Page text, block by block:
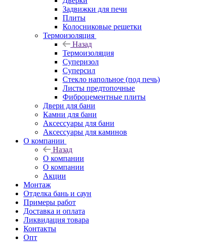
Задвижки для печи
Плиты
Колосниковые решетки
Термоизоляция
Назад
Термоизоляция
Суперизол
Суперсил
Стекло напольное (под печь)
Листы предтопочные
Фиброцементные плиты
Двери для бани
Камни для бани
Аксессуары для бани
Аксессуары для каминов
О компании
Назад
О компании
О компании
Акции
Монтаж
Отделка бань и саун
Примеры работ
Доставка и оплата
Ликвидация товара
Контакты
Опт